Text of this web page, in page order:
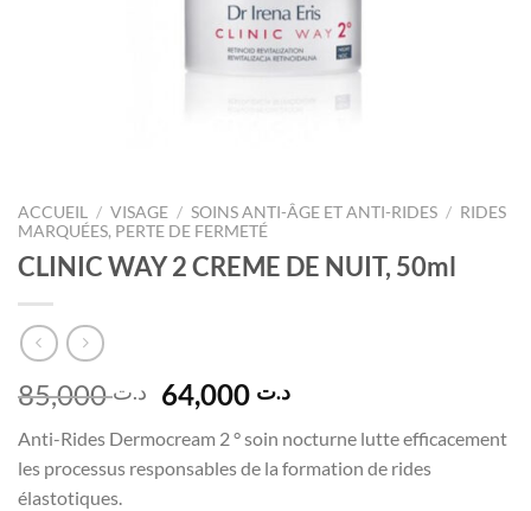
ACCUEIL / VISAGE / SOINS ANTI-ÂGE ET ANTI-RIDES / RIDES
MARQUÉES, PERTE DE FERMETÉ
CLINIC WAY 2 CREME DE NUIT, 50ml
د.ت85,000
Le
prix
initial
était :
د.تLe
actuel
est :
Anti-Rides Dermocream 2 ° soin nocturne lutte efficacement
les processus responsables de la formation de rides
élastotiques.